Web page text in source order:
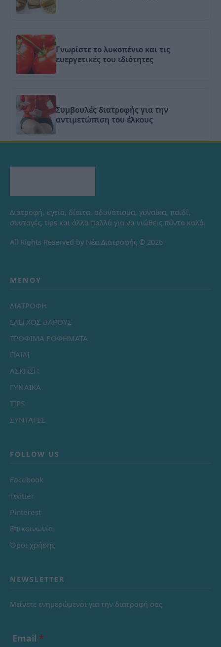
Γνωρίστε το λυκοπένιο και τις
ευεργετικές του ιδιότητες
Συμβουλές διατροφής για την
αντιμετώπιση του έλκους
Διατροφή, υγεία, δίαιτα, αδυνάτισμα, γυναίκα, παιδί,
συνταγές, tips και άλλα πολλά για να νιώθεις πάντα καλά.
All Rights Reserved by Νέα Διατροφής © 2026
ΜΕΝΟΎ
ΔΙΑΤΡΟΦΗ
ΕΛΕΓΧΟΣ ΒΑΡΟΥΣ
ΤΡΟΦΙΜΑ ΡΟΦΗΜΑΤΑ
ΠΑΙΔΙ
ΑΣΚΗΣΗ
ΓΥΝΑΙΚΑ
TIPS
ΣΥΝΤΑΓΕΣ
FOLLOW US
Facebook
Twitter
Pinterest
Επικοινωνία
Όροι χρήσης
NEWSLETTER
Μείνετε ενημερώμενοι για την διατροφή σας
Email *